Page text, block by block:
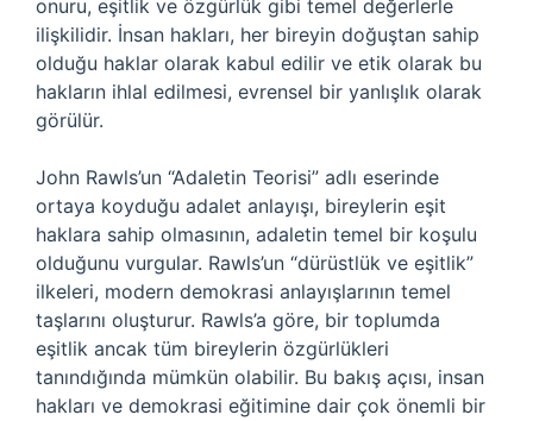
onuru, eşitlik ve özgürlük gibi temel değerlerle
ilişkilidir. İnsan hakları, her bireyin doğuştan sahip
olduğu haklar olarak kabul edilir ve etik olarak bu
hakların ihlal edilmesi, evrensel bir yanlışlık olarak
görülür.
John Rawls’un “Adaletin Teorisi” adlı eserinde
ortaya koyduğu adalet anlayışı, bireylerin eşit
haklara sahip olmasının, adaletin temel bir koşulu
olduğunu vurgular. Rawls’un “dürüstlük ve eşitlik”
ilkeleri, modern demokrasi anlayışlarının temel
taşlarını oluşturur. Rawls’a göre, bir toplumda
eşitlik ancak tüm bireylerin özgürlükleri
tanındığında mümkün olabilir. Bu bakış açısı, insan
hakları ve demokrasi eğitimine dair çok önemli bir